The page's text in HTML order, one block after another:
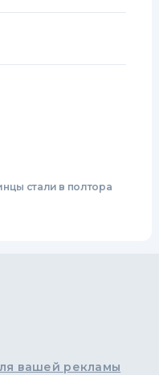
стали в полтора
вашей рекламы